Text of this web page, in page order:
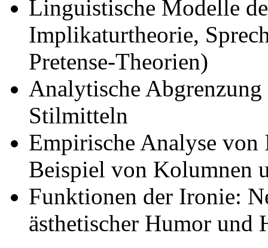
Linguistische Modelle
Implikaturtheorie,
Pretense-Theorien)
Analytische
Stilmitteln
Empirische Analyse
Beispiel von Kolumnen
Funktionen der Ironie:
ästhetischer Humor und